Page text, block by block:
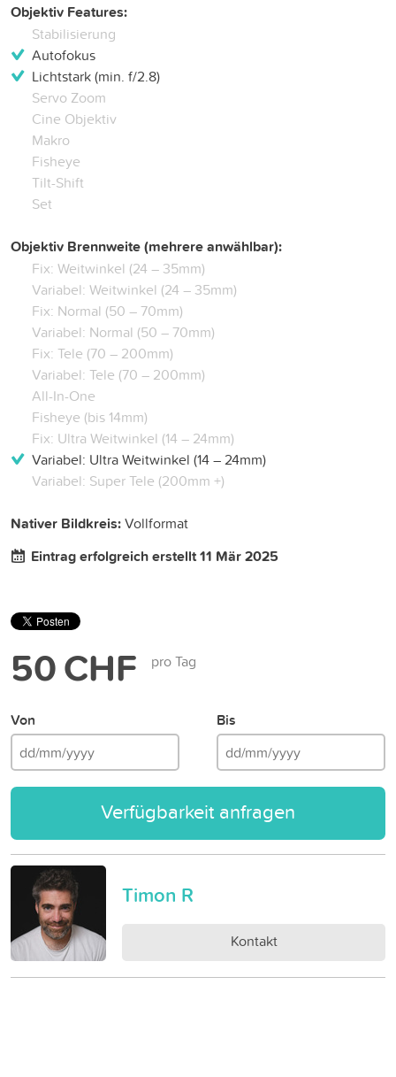
Objektiv Features:
Stabilisierung
Autofokus
Lichtstark (min. f/2.8)
Servo Zoom
Cine Objektiv
Makro
Fisheye
Tilt-Shift
Set
Objektiv Brennweite (mehrere anwählbar):
Fix: Weitwinkel (24 – 35mm)
Variabel: Weitwinkel (24 – 35mm)
Fix: Normal (50 – 70mm)
Variabel: Normal (50 – 70mm)
Fix: Tele (70 – 200mm)
Variabel: Tele (70 – 200mm)
All-In-One
Fisheye (bis 14mm)
Fix: Ultra Weitwinkel (14 – 24mm)
Variabel: Ultra Weitwinkel (14 – 24mm)
Variabel: Super Tele (200mm +)
Nativer Bildkreis:Vollformat
Eintrag erfolgreich erstellt 11 Mär 2025
50 CHF pro Tag
Von Bis
Verfügbarkeit anfragen
Timon R
Kontakt